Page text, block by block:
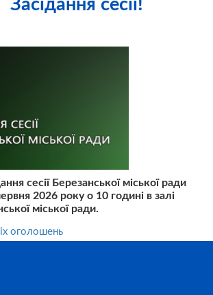
Засідання сесії!
сесії Березанської міської ради
2026 року о 10 годині в залі
міської ради.
оголошень